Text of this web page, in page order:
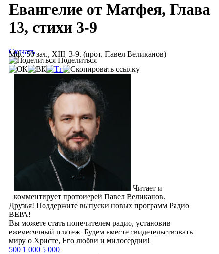
Евангелие от Матфея, Глава
13, стихи 3-9
Мф., 50 зач., XIII, 3-9. (прот. Павел Великанов)
Скачать
Поделиться
Читает и
комментирует протоиерей Павел Великанов.
Друзья! Поддержите выпуски новых программ Радио
ВЕРА!
Вы можете стать попечителем радио, установив
ежемесячный платеж. Будем вместе свидетельствовать
миру о Христе, Его любви и милосердии!
500 1 000 5 000